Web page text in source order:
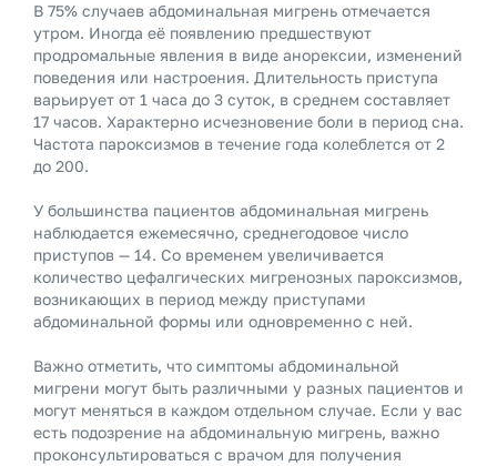
В 75% случаев абдоминальная мигрень отмечается
утром. Иногда её появлению предшествуют
продромальные явления в виде анорексии, изменений
поведения или настроения. Длительность приступа
варьирует от 1 часа до 3 суток, в среднем составляет
17 часов. Характерно исчезновение боли в период сна.
Частота пароксизмов в течение года колеблется от 2
до 200.
У большинства пациентов абдоминальная мигрень
наблюдается ежемесячно, среднегодовое число
приступов — 14. Со временем увеличивается
количество цефалгических мигренозных пароксизмов,
возникающих в период между приступами
абдоминальной формы или одновременно с ней.
Важно отметить, что симптомы абдоминальной
мигрени могут быть различными у разных пациентов и
могут меняться в каждом отдельном случае. Если у вас
есть подозрение на абдоминальную мигрень, важно
проконсультироваться с врачом для получения